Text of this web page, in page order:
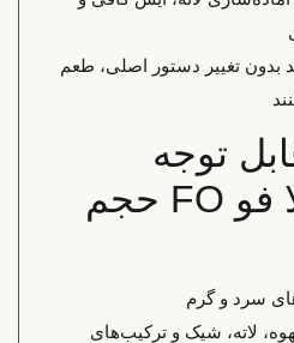
تغییر دستور اصلی، طعم
توجه
سیروپ تکیلا فو FO حجم
سرد و گرم
لاته، شیک و ترکیب‌های